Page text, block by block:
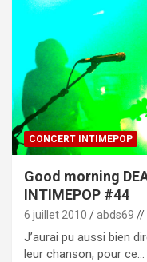
CONCERT INTIMEPOP
Good morning
INTIMEPOP #44
6 juillet 2010 abds69 //
J’aurai pu aussi bien
leur chanson, pour ce…